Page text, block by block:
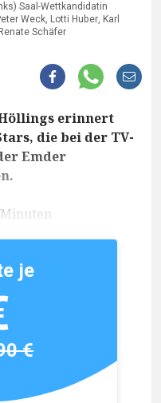
Saal-Wettkandidatin
Weck, Lotti Huber, Karl
Schäfer
erinnert
die bei der TV-
Emder
je
€